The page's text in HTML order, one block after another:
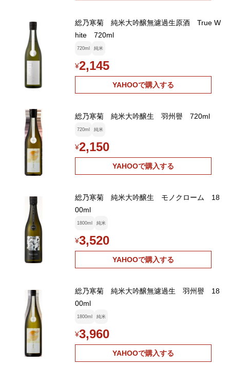
総乃寒菊 純米大吟醸無濾過生原酒 True W
hite 720ml
720ml 純米
¥2,145
YAHOOで購入する
総乃寒菊 純米大吟醸生 羽州譽 720ml
720ml 純米
¥2,150
YAHOOで購入する
総乃寒菊 純米大吟醸生 モノクローム 18
00ml
1800ml 純米
¥3,520
YAHOOで購入する
総乃寒菊 純米大吟醸無濾過生 羽州譽 18
00ml
1800ml 純米
¥3,960
YAHOOで購入する